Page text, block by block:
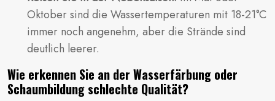
Oktober sind die Wassertemperaturen mit 18-21°C
immer noch angenehm, aber die Strände sind
deutlich leerer.
Wie erkennen Sie an der Wasserfärbung oder
Schaumbildung schlechte Qualität?